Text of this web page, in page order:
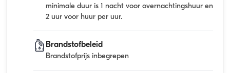
minimale duur is 1 nacht voor overnachtingshuur en
2 uur voor huur per uur.
Brandstofbeleid
Brandstofprijs inbegrepen